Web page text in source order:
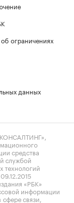
ограничениях
данных
средства
службой
технологий
«РБК»
информации
связи,